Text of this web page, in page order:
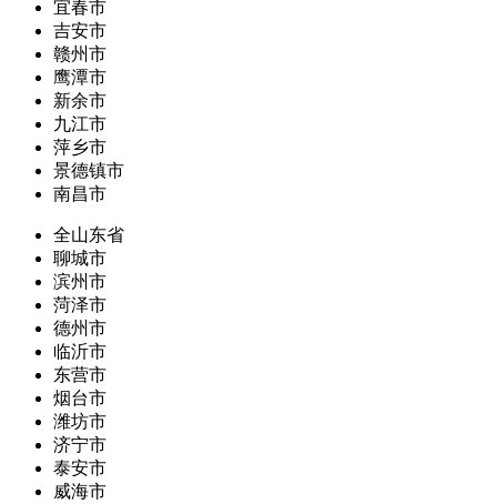
宜春市
吉安市
赣州市
鹰潭市
新余市
九江市
萍乡市
景德镇市
南昌市
全山东省
聊城市
滨州市
菏泽市
德州市
临沂市
东营市
烟台市
潍坊市
济宁市
泰安市
威海市